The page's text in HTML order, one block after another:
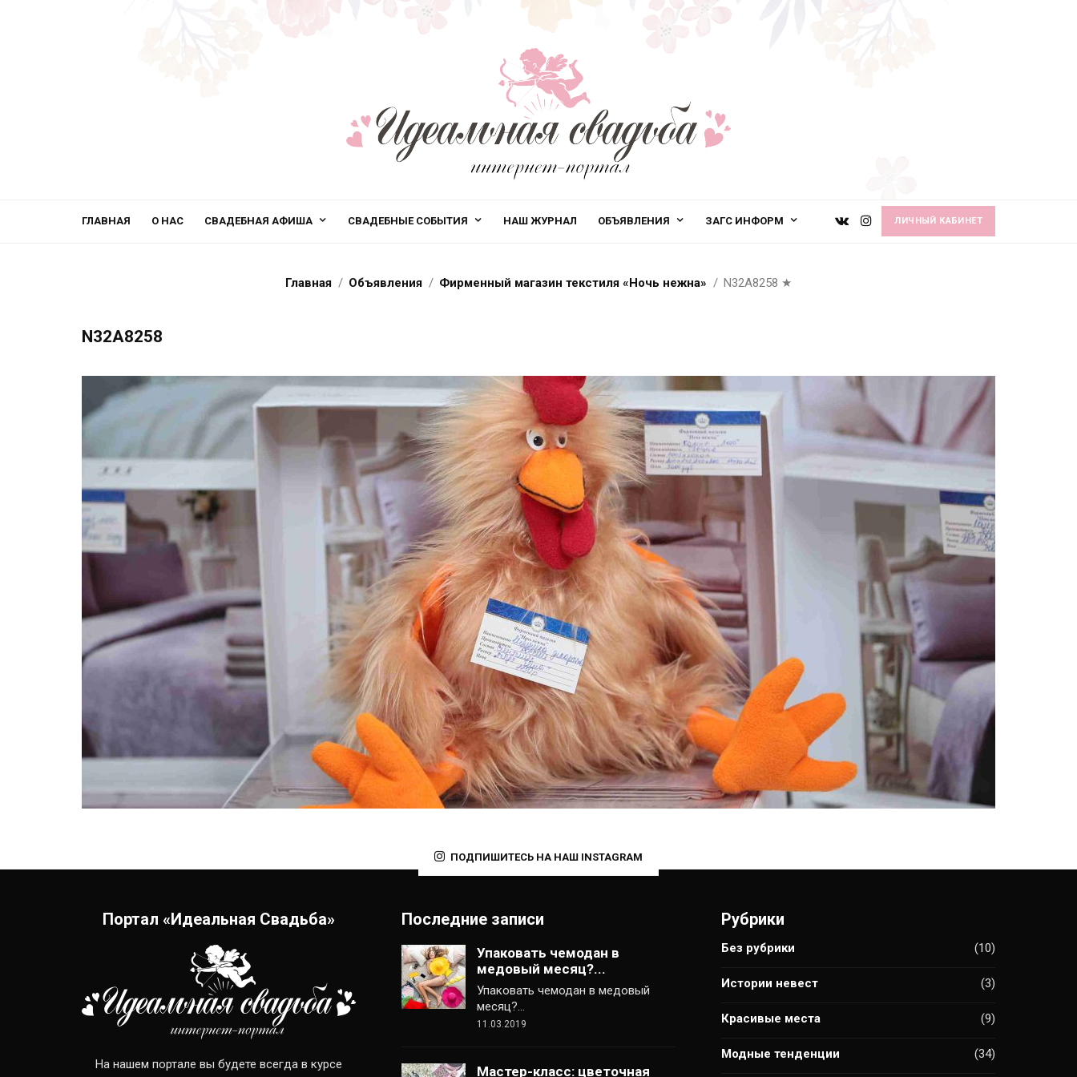
ГЛАВНАЯ О НАС СВАДЕБНАЯ АФИША СВАДЕБНЫЕ СОБЫТИЯ НАШ ЖУРНАЛ ОБЪЯВЛЕНИЯ ЗАГС ИНФОРМ ЛИЧНЫЙ КАБИНЕТ
Главная Объявления Фирменный магазин текстиля «Ночь нежна» N32A8258 ★
N32A8258
ПОДПИШИТЕСЬ НА НАШ INSTAGRAM
Портал «Идеальная Свадьба»
На нашем портале вы будете всегда в курсе
Последние записи
Упаковать чемодан в
медовый месяц?...
Упаковать чемодан в медовый
месяц?…
11.03.2019
Мастер-класс: цветочная
Рубрики
Без рубрики (10)
Истории невест (3)
Красивые места (9)
Модные тенденции (34)